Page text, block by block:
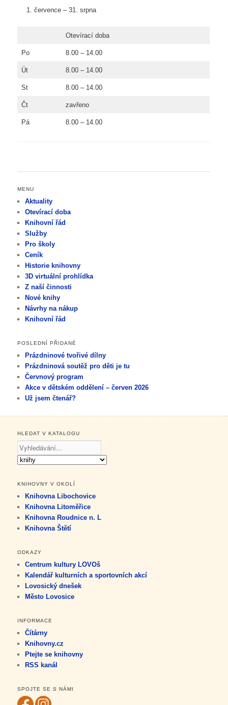
července – 31. srpna
Otevírací doba
Po 8.00 – 14.00
Út 8.00 – 14.00
St 8.00 – 14.00
Čt zavřeno
Pá 8.00 – 14.00
MENU
Aktuality
Otevírací doba
Knihovní řád
Služby
Pro školy
Ceník
Historie knihovny
3D virtuální prohlídka
Z naší činnosti
Nové knihy
Návrhy na nákup
Knihovní řád
POSLEDNÍ PŘIDANÉ
Prázdninové tvořivé dílny
Prázdninová soutěž pro děti je tu
Červnový program
Akce v dětském oddělení – červen 2026
Už jsem čtenář?
HLEDAT V KATALOGU
KNIHOVNY V OKOLÍ
Knihovna Libochovice
Knihovna Litoměřice
Knihovna Roudnice n. L
Knihovna Štětí
ODKAZY
Centrum kultury LOVOš
Kalendář kulturních a sportovních akcí
Lovosický dnešek
Město Lovosice
INFORMACE
Čítárny
Knihovny.cz
Ptejte se knihovny
RSS kanál
SPOJTE SE S NÁMI